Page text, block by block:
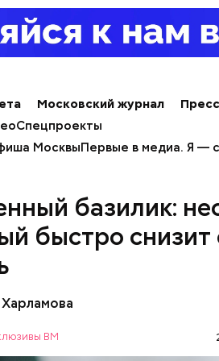
Московский журнал
Спецпроекты
МосквыПервые в медиа. Я —
базилик:
быстро
ВМ
из кабачков
диабетом;